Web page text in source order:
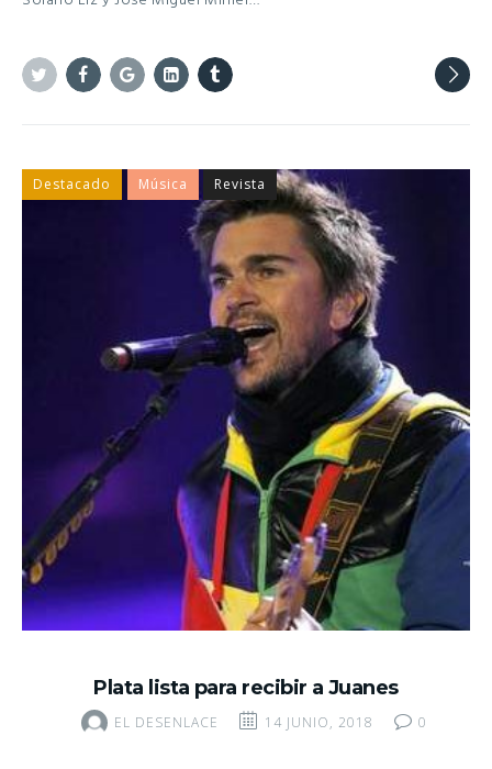
Plata lista para recibir a Juanes
EL DESENLACE 14 JUNIO, 2018 0
Destacado Música Revista